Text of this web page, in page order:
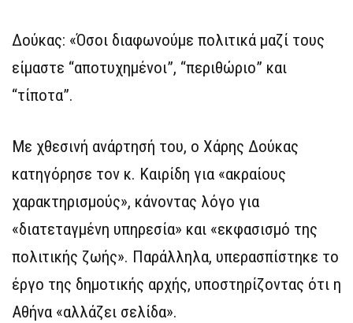
Δούκας: «Όσοι διαφωνούμε πολιτικά μαζί τους
είμαστε “αποτυχημένοι”, “περιθώριο” και
“τίποτα”.
Με χθεσινή ανάρτησή του, ο Χάρης Δούκας
κατηγόρησε τον κ. Καιρίδη για «ακραίους
χαρακτηρισμούς», κάνοντας λόγο για
«διατεταγμένη υπηρεσία» και «εκφασισμό της
πολιτικής ζωής». Παράλληλα, υπερασπίστηκε το
έργο της δημοτικής αρχής, υποστηρίζοντας ότι η
Αθήνα «αλλάζει σελίδα».​‌‍